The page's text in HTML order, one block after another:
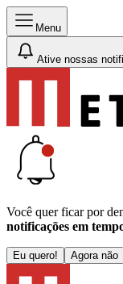
Menu
Ative nossas
Você quer ficar por
notificações em
Eu quero! Agora não